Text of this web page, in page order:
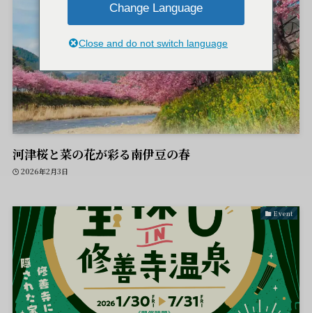
河津桜と菜の花が彩る南伊豆の春
2026年2月3日
Event
Change Language
Close and do not switch language